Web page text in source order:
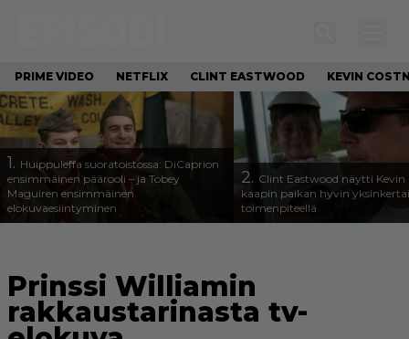
PRIME VIDEO NETFLIX CLINT EASTWOOD KEVIN
1. Huippuleffa suoratoistossa: DiCaprion
ensimmäinen päärooli – ja Tobey
Maguiren ensimmäinen
elokuvaesiintyminen
2. Clint Eastwood näytti Kevin
kaapin paikan hyvin
toimenpiteellä
Prinssi Williamin
rakkaustarinasta tv-